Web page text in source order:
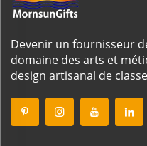
Devenir un fournisseur
domaine des arts et
design artisanal de